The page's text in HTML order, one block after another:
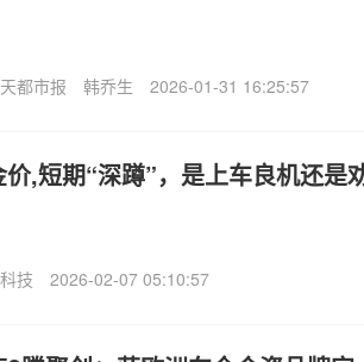
都市报 韩乔生 2026-01-31 16:25:57
价,短期“深蹲”，是上车良机还是
技 2026-02-07 05:10:57